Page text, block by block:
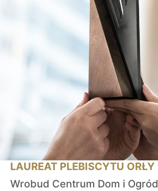
LAUREAT PLEBISCYTU ORŁY
Wrobud Centrum Dom i Ogród